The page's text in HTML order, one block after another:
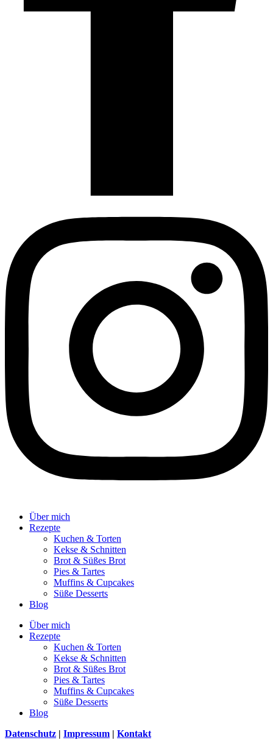
Über mich
Rezepte
Kuchen & Torten
Kekse & Schnitten
Brot & Süßes Brot
Pies & Tartes
Muffins & Cupcakes
Süße Desserts
Blog
Über mich
Rezepte
Kuchen & Torten
Kekse & Schnitten
Brot & Süßes Brot
Pies & Tartes
Muffins & Cupcakes
Süße Desserts
Blog
Datenschutz | Impressum | Kontakt